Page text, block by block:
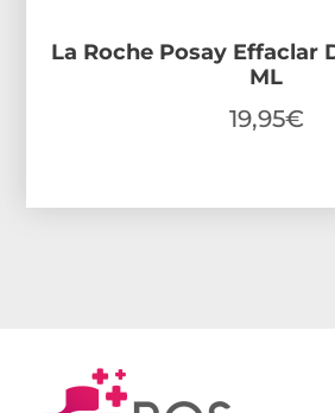
La Roche Posay Effaclar
ML
19,95€